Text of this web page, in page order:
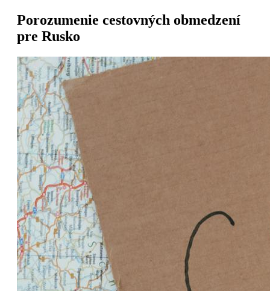
Porozumenie cestovných obmedzení
pre Rusko